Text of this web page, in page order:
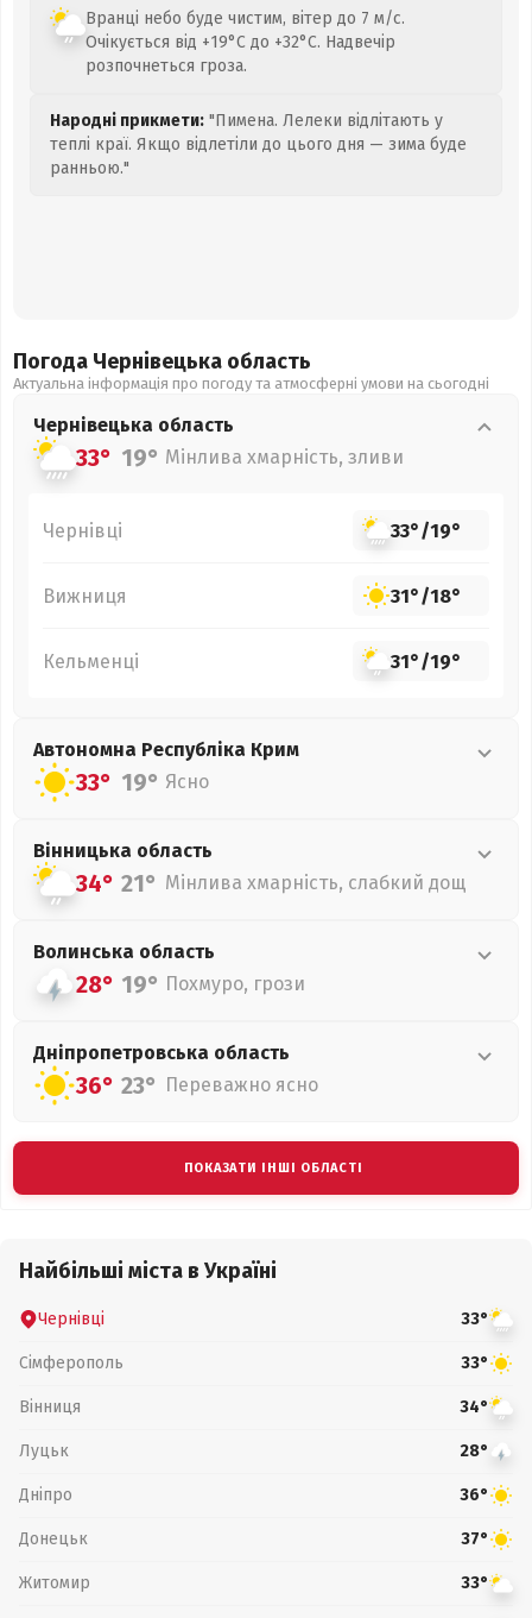
Вранці небо буде чистим, вітер до 7 м/с.
Очікується від +19°C до +32°C. Надвечір
розпочнеться гроза.
Народні прикмети: "Пимена. Лелеки відлітають у
теплі краї. Якщо відлетіли до цього дня — зима буде
ранньою."
Погода Чернівецька область
Актуальна інформація про погоду та атмосферні умови на сьогодні
Чернівецька область
33° 19° Мінлива хмарність, зливи
Чернівці 33°/19°
Вижниця 31°/18°
Кельменці 31°/19°
Автономна Республіка Крим
33° 19° Ясно
Вінницька область
34° 21° Мінлива хмарність, слабкий дощ
Волинська область
28° 19° Похмуро, грози
Дніпропетровська область
36° 23° Переважно ясно
ПОКАЗАТИ ІНШІ ОБЛАСТІ
Найбільші міста в Україні
Чернівці 33°
Сімферополь 33°
Вінниця 34°
Луцьк 28°
Дніпро 36°
Донецьк 37°
Житомир 33°